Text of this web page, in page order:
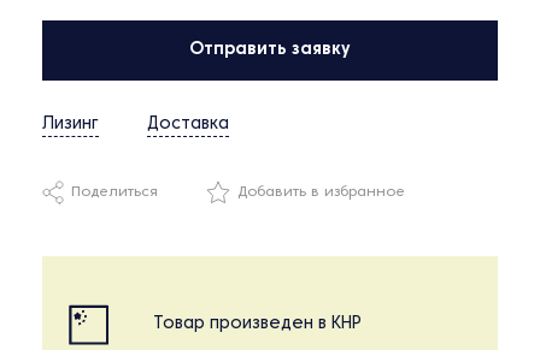
Отправить заявку
Лизинг Доставка
Поделиться Добавить в избранное
Товар произведен в КНР